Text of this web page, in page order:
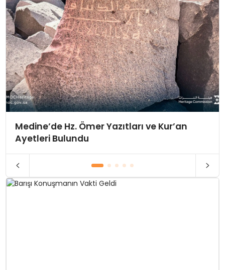
Medine’de Hz. Ömer Yazıtları ve Kur’an
Ayetleri Bulundu